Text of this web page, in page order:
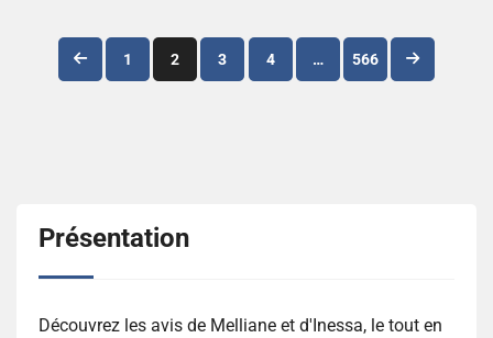
Navigation
1 2 3 4 … 566
Présentation
Découvrez les avis de Melliane et d'Inessa, le tout en